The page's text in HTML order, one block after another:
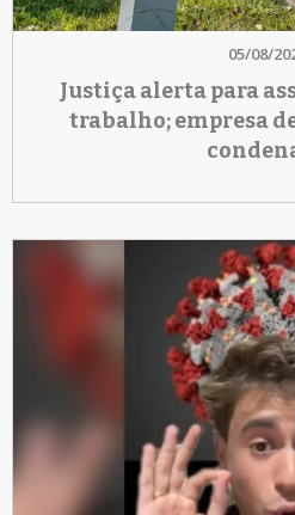
05/08/
Justiça alerta para
trabalho; empresa